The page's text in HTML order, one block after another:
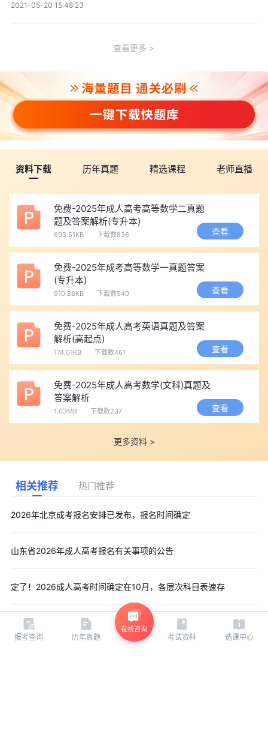
2021-05-20 15:48:23
查看更多
资料下载 历年真题 精选课程 老师直播
免费-2025年成人高考高等数学二真题
题及答案解析(专升本)
693.51KB 下载数836 查看
免费-2025年成考高等数学一真题答案
(专升本)
910.88KB 下载数540 查看
免费-2025年成人高考英语真题及答案
解析(高起点)
174.01KB 下载数461 查看
免费-2025年成人高考数学(文科)真题及
答案解析
1.03MB 下载数237 查看
更多资料 >
相关推荐 热门推荐
2026年北京成考报名安排已发布，报名时间确定
山东省2026年成人高考报名有关事项的公告
定了！2026成人高考时间确定在10月，各层次科目表速存
相关推荐 热门推荐
报考查询 历年真题
在线咨询
考试资料 选课中心